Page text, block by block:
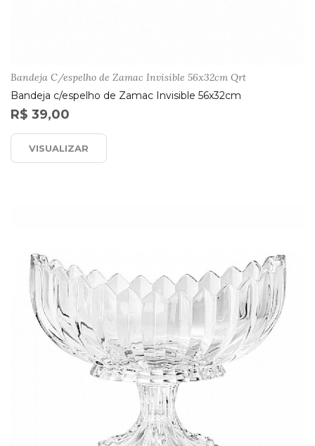
Bandeja C/espelho de Zamac Invisible 56x32cm Qrt
Bandeja c/espelho de Zamac Invisible 56x32cm
R$ 39,00
VISUALIZAR